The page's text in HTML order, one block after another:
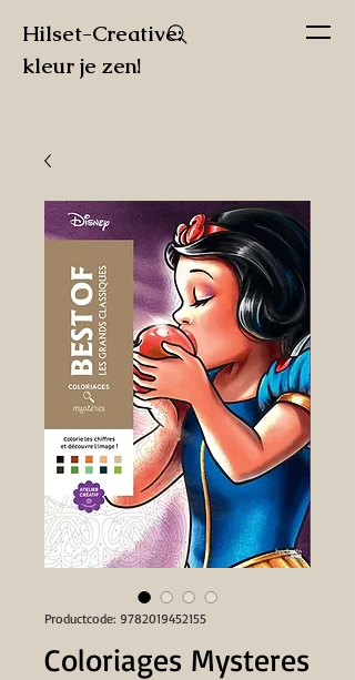
Hilset-Creative:
kleur je zen!
Productcode: 9782019452155
Coloriages Mysteres